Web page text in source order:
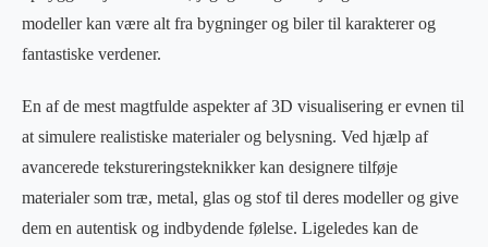
modeller kan være alt fra bygninger og biler til karakterer og
fantastiske verdener.
En af de mest magtfulde aspekter af 3D visualisering er evnen til
at simulere realistiske materialer og belysning. Ved hjælp af
avancerede tekstureringsteknikker kan designere tilføje
materialer som træ, metal, glas og stof til deres modeller og give
dem en autentisk og indbydende følelse. Ligeledes kan de